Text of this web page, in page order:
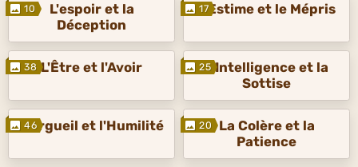
10
L'espoir et la
Déception
17
L'Estime et le Mépris
38 L'Être et l'Avoir 25L'Intelligence et la
Sottise
46
L'Orgueil et l'Humilité 20
La Colère et la
Patience